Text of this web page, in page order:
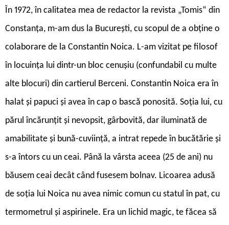
În 1972, în calitatea mea de redactor la revista „Tomis“ din
Constanța, m-am dus la București, cu scopul de a obține o
colaborare de la Constantin Noica. L-am vizitat pe filosof
în locuința lui dintr-un bloc cenușiu (confundabil cu multe
alte blocuri) din cartierul Berceni. Constantin Noica era în
halat și papuci și avea în cap o bască ponosită. Soția lui, cu
părul încărunțit și nevopsit, gârbovită, dar iluminată de
amabilitate și bună-cuviință, a intrat repede în bucătărie și
s-a întors cu un ceai. Până la vârsta aceea (25 de ani) nu
băusem ceai decât când fusesem bolnav. Licoarea adusă
de soția lui Noica nu avea nimic comun cu statul în pat, cu
termometrul și aspirinele. Era un lichid magic, te făcea să